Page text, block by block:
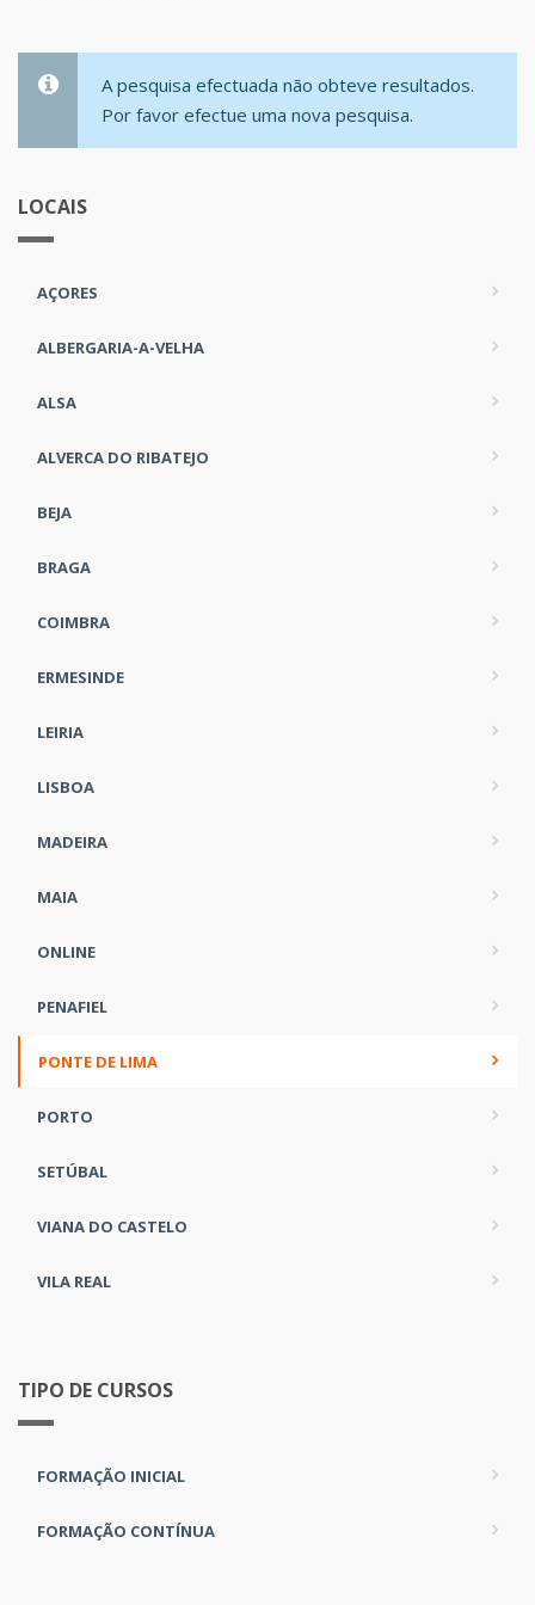
A pesquisa efectuada não obteve resultados.
Por favor efectue uma nova pesquisa.
LOCAIS
AÇORES
ALBERGARIA-A-VELHA
ALSA
ALVERCA DO RIBATEJO
BEJA
BRAGA
COIMBRA
ERMESINDE
LEIRIA
LISBOA
MADEIRA
MAIA
ONLINE
PENAFIEL
PONTE DE LIMA
PORTO
SETÚBAL
VIANA DO CASTELO
VILA REAL
TIPO DE CURSOS
FORMAÇÃO INICIAL
FORMAÇÃO CONTÍNUA